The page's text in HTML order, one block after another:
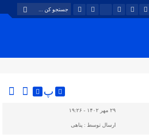
پ
۲۹ مهر ۱۴۰۲ - ۱۹:۲۶
ارسال توسط : پناهی